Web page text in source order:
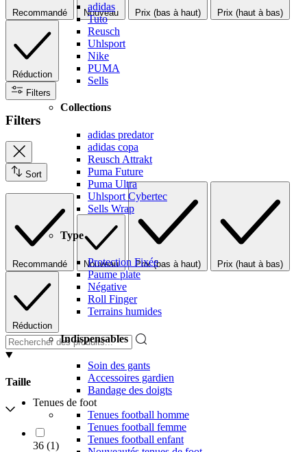
adidas
Tuto
Reusch
Uhlsport
Nike
PUMA
Sells
Collections
adidas predator
adidas copa
Reusch Attrakt
Puma Future
Puma Ultra
Uhlsport Cybertec
Sells Wrap
Type
Protection Fixée
Paume plate
Négative
Roll Finger
Terrains humides
Indispensables
Soin des gants
Accessoires gardien
Bandage des doigts
Tenues de foot
Tenues football homme
Tenues football femme
Tenues football enfant
Recommandé Nouveau Prix (bas à haut) Prix (haut à bas)
Réduction
Filters
Filters
Sort
Recommandé Nouveau Prix (bas à haut) Prix (haut à bas)
Réduction
Taille
36 (1)